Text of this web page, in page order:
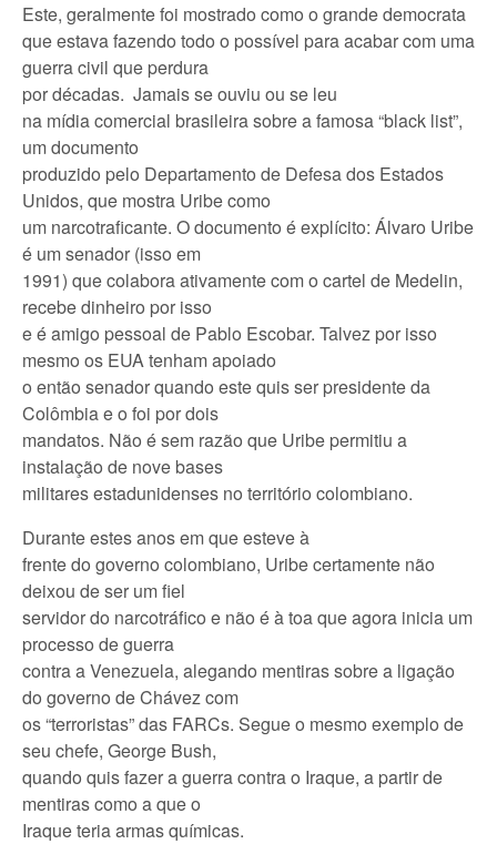
Este, geralmente foi mostrado como o grande democrata
que estava fazendo todo o possível para acabar com uma
guerra civil que perdura
por décadas. Jamais se ouviu ou se leu
na mídia comercial brasileira sobre a famosa “black list”,
um documento
produzido pelo Departamento de Defesa dos Estados
Unidos, que mostra Uribe como
um narcotraficante. O documento é explícito: Álvaro Uribe
é um senador (isso em
1991) que colabora ativamente com o cartel de Medelin,
recebe dinheiro por isso
e é amigo pessoal de Pablo Escobar. Talvez por isso
mesmo os EUA tenham apoiado
o então senador quando este quis ser presidente da
Colômbia e o foi por dois
mandatos. Não é sem razão que Uribe permitiu a
instalação de nove bases
militares estadunidenses no território colombiano.
Durante estes anos em que esteve à
frente do governo colombiano, Uribe certamente não
deixou de ser um fiel
servidor do narcotráfico e não é à toa que agora inicia um
processo de guerra
contra a Venezuela, alegando mentiras sobre a ligação
do governo de Chávez com
os “terroristas” das FARCs. Segue o mesmo exemplo de
seu chefe, George Bush,
quando quis fazer a guerra contra o Iraque, a partir de
mentiras como a que o
Iraque teria armas químicas.